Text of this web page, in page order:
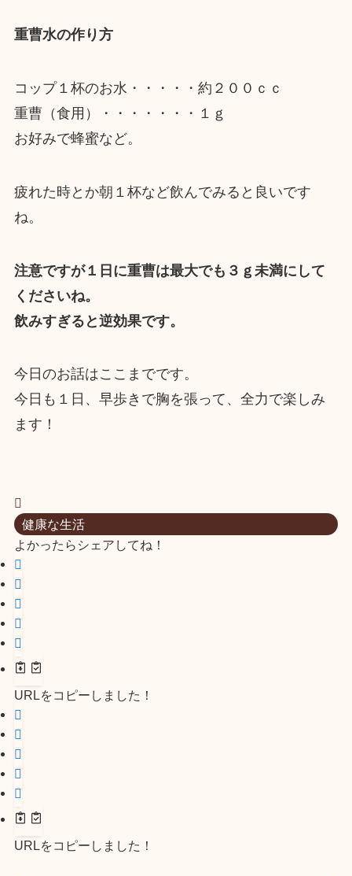
重曹水の作り方
コップ１杯のお水・・・・・約２００ｃｃ
重曹（食用）・・・・・・・１ｇ
お好みで蜂蜜など。
疲れた時とか朝１杯など飲んでみると良いです
ね。
注意ですが１日に重曹は最大でも３ｇ未満にして
くださいね。
飲みすぎると逆効果です。
今日のお話はここまでです。
今日も１日、早歩きで胸を張って、全力で楽しみ
ます！
健康な生活
よかったらシェアしてね！
URLをコピーしました！
URLをコピーしました！